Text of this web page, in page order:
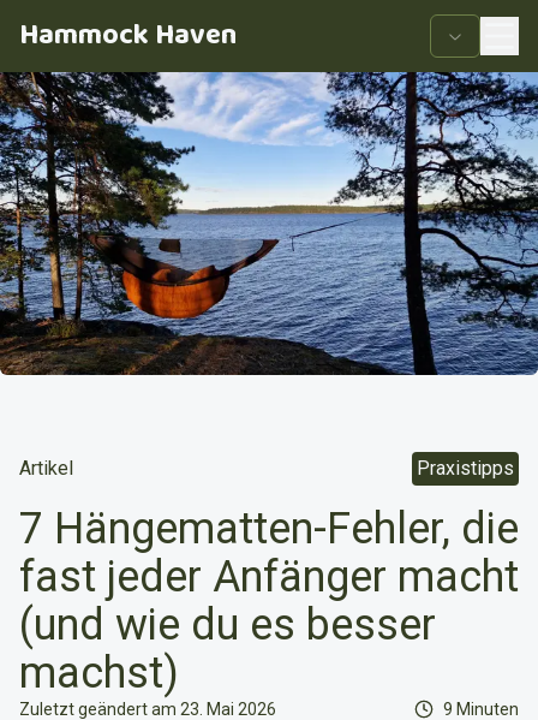
Hammock Haven
Artikel Praxistipps
7 Hängematten-Fehler, die
fast jeder Anfänger macht
(und wie du es besser
machst)
Zuletzt geändert am 23. Mai 2026 Lesezeit
9 Minuten